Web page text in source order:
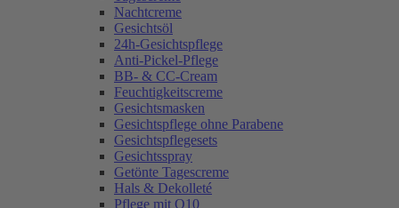
Nachtcreme
Gesichtsöl
24h-Gesichtspflege
Anti-Pickel-Pflege
BB- & CC-Cream
Feuchtigkeitscreme
Gesichtsmasken
Gesichtspflege ohne Parabene
Gesichtspflegesets
Gesichtsspray
Getönte Tagescreme
Hals & Dekolleté
Pflege mit Q10